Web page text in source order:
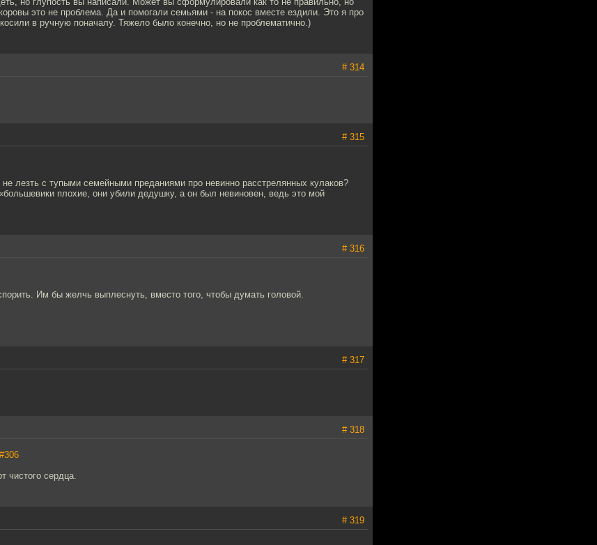
это не проблема. Да и помогали семьями - на покос вместе ездили. Это я про
в ручную поначалу. Тяжело было конечно, но не проблематично.)
# 314
# 315
лезть с тупыми семейными преданиями про невинно расстрелянных кулаков?
плохие, они убили дедушку, а он был невиновен, ведь это мой
# 316
Им бы желчь выплеснуть, вместо того, чтобы думать головой.
# 317
# 318
#306
чистого сердца.
# 319